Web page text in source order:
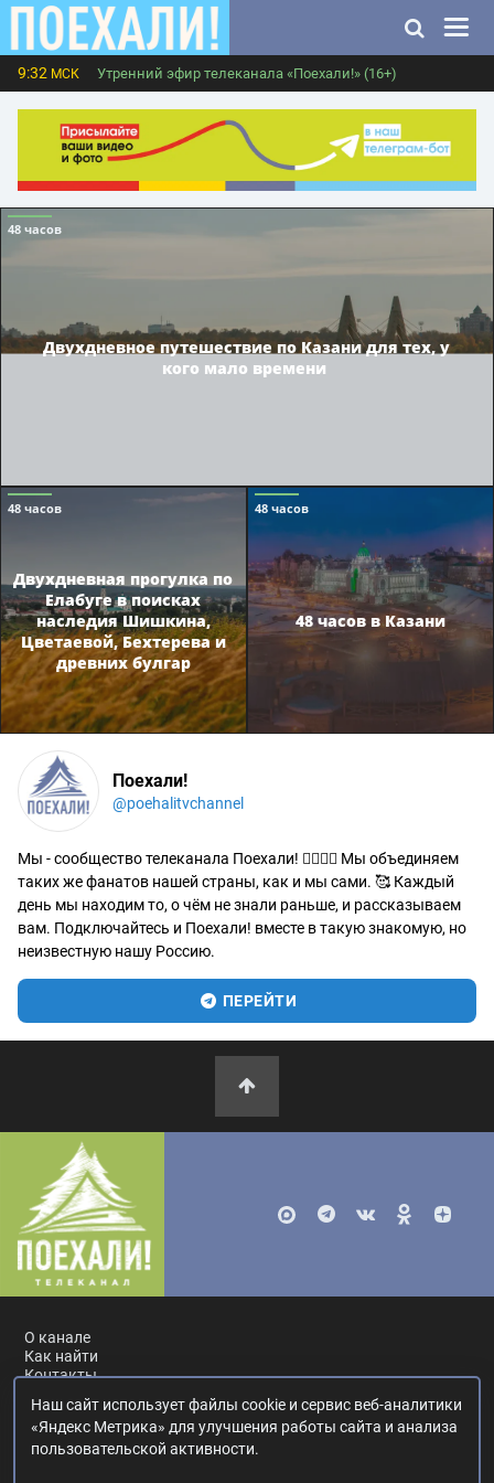
9:32 МСК Утренний эфир телеканала «Поехали!» (16+)
48 часов
Двухдневное путешествие по Казани для тех, у
кого мало времени
48 часов
Двухдневная прогулка по
Елабуге в поисках
наследия Шишкина,
Цветаевой, Бехтерева и
древних булгар
48 часов
48 часов в Казани
Поехали!
@poehalitvchannel
Мы - сообщество телеканала Поехали! 🙋‍♂️🙋‍♀️ Мы объединяем
таких же фанатов нашей страны, как и мы сами. 🥰 Каждый
день мы находим то, о чём не знали раньше, и рассказываем
вам. Подключайтесь и Поехали! вместе в такую знакомую, но
неизвестную нашу Россию.
ПЕРЕЙТИ
О канале
Как найти
Контакты
Россия, Москва, ул. Ак. Королёва, 19.+7 495 617-55-80
info@poehali.tv.
Наш сайт использует файлы cookie и сервис веб-аналитики
«Яндекс Метрика» для улучшения работы сайта и анализа
пользовательской активности.